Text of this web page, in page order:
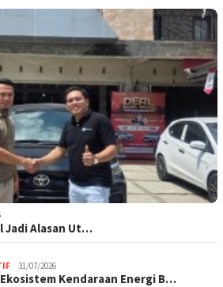
Jadi Alasan Ut…
31/07/2026
Kendaraan Energi B…